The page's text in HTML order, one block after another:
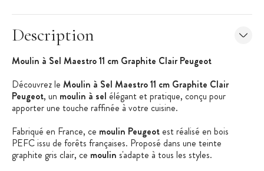
Description
Moulin à Sel Maestro 11 cm Graphite Clair Peugeot
Découvrez le Moulin à Sel Maestro 11 cm Graphite Clair
Peugeot, un moulin à sel élégant et pratique, conçu pour
apporter une touche raffinée à votre cuisine.
Fabriqué en France, ce moulin Peugeot est réalisé en bois
PEFC issu de forêts françaises. Proposé dans une teinte
graphite gris clair, ce moulin s'adapte à tous les styles.